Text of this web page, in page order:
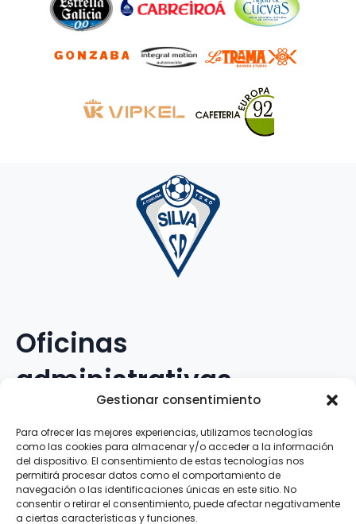
Gestionar consentimiento
Para ofrecer las mejores experiencias, utilizamos tecnologías
como las cookies para almacenar y/o acceder a la información
del dispositivo. El consentimiento de estas tecnologías nos
permitirá procesar datos como el comportamiento de
navegación o las identificaciones únicas en este sitio. No
consentir o retirar el consentimiento, puede afectar negativamente
a ciertas características y funciones.
Oficinas
administrativas
Avenida Galileo Galilei, 12
15.008 · A Coruña · España
Teléfono:881.069.303
WhatsApp:616.897.466